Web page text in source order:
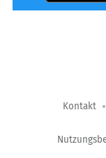
Kontakt